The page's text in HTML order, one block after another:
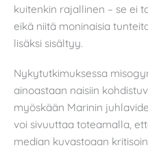
kuitenkin rajallinen – se ei
eikä niitä moninaisia
lisäksi sisältyy.
Nykytutkimuksessa
ainoastaan naisiin
myöskään Marinin
voi sivuuttaa toteamalla,
median kuvastoaan